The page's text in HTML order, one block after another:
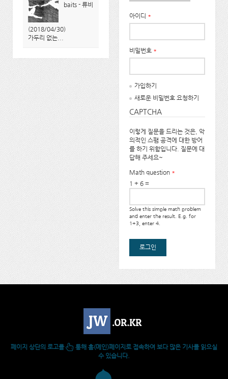
baits - 류비
(2018/04/30)
가두리 없는...
아이디 *
비밀번호 *
가입하기
새로운 비밀번호 요청하기
CAPTCHA
이렇게 질문을 드리는 것은, 악
의적인 스팸 공격에 대한 방어
를 하기 위함입니다. 질문에 대
답해 주세요~
Math question *
1 + 6 =
Solve this simple math problem
and enter the result. E.g. for
1+3, enter 4.
페이지 상단의 로고를
통해 홈(메인)페이지로 접속하여 보다 많은 기사를 읽으실
수 있습니다.